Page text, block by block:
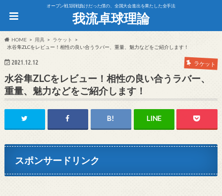
オープン戦1回戦負けだった僕の、全国大会進出を果たした全手法
我流卓球理論
HOME 用具
ラケット
水谷隼ZLCをレビュー！相性の良い合うラバー、重量、魅力などをご紹介します！
2021.12.12 ラケット
水谷隼ZLCをレビュー！相性の良い合うラバー、
重量、魅力などをご紹介します！
スポンサードリンク